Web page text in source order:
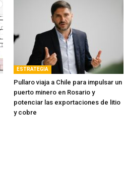
ESTRATEGIA
Pullaro viaja a Chile para impulsar un
puerto minero en Rosario y
potenciar las exportaciones de litio
y cobre